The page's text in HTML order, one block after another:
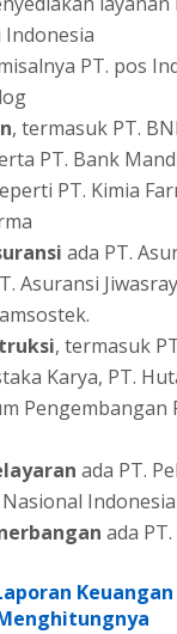
Indonesia
PT. pos
, termasuk PT.
PT. Bank
PT. Kimia
ada PT.
Asuransi
, termasuk
Karya, PT.
Pengembangan
ada PT.
Indonesia
ada